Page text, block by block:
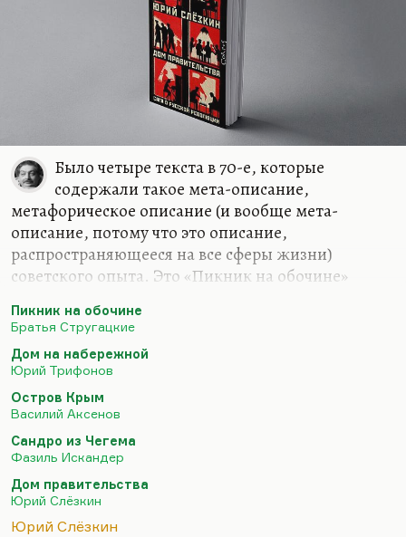
Было четыре текста в 70-е, которые
содержали такое мета-описание,
метафорическое описание (и вообще мета-
описание, потому что это описание,
распространяющееся на все сферы жизни)
советского опыта. Это «Пикник на обочине»
«Дом на набережной» Трифонова, это «Остров
Крым» Аксенова (описание советской
интеллигенции в виде Крыма) и «Сандро из
Чегема» Искандера, то есть попытка найти идеал
для существования интеллигенции в статусе
экспансией, он скромен, он хранит свои
традиции, у него есть культ дома. Что мы можем?
Мы можем стать похожими на Чегем. Что может
взять интеллигенция от архаики? Вот этот…
Пикник на обочине
Братья Стругацкие
Дом на набережной
Юрий Трифонов
Остров Крым
Василий Аксенов
Сандро из Чегема
Фазиль Искандер
Дом правительства
Юрий Слёзкин
Юрий Слёзкин